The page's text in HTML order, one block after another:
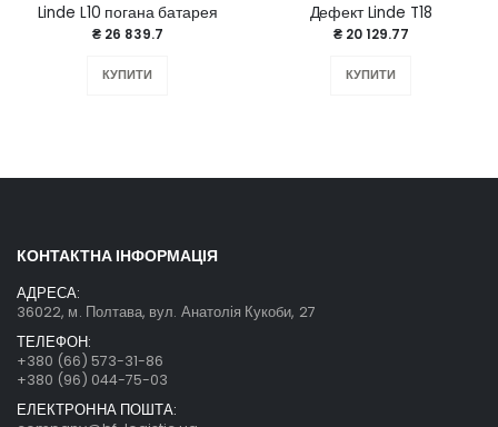
Linde L10 погана батарея
₴ 26 839.7
КУПИТИ
Дефект Linde T18
₴ 20 129.77
КУПИТИ
КОНТАКТНА ІНФОРМАЦІЯ
АДРЕСА:
36022, м. Полтава, вул. Анатолія Кукоби, 27
ТЕЛЕФОН:
+380 (66) 573-31-86
+380 (96) 044-75-03
ЕЛЕКТРОННА ПОШТА: